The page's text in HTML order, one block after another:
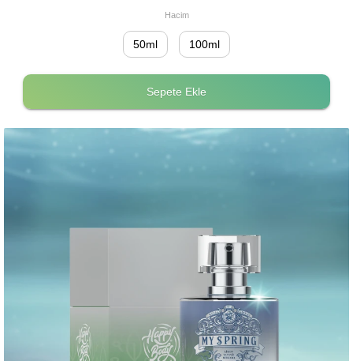
Hacim
50ml 100ml
Sepete Ekle